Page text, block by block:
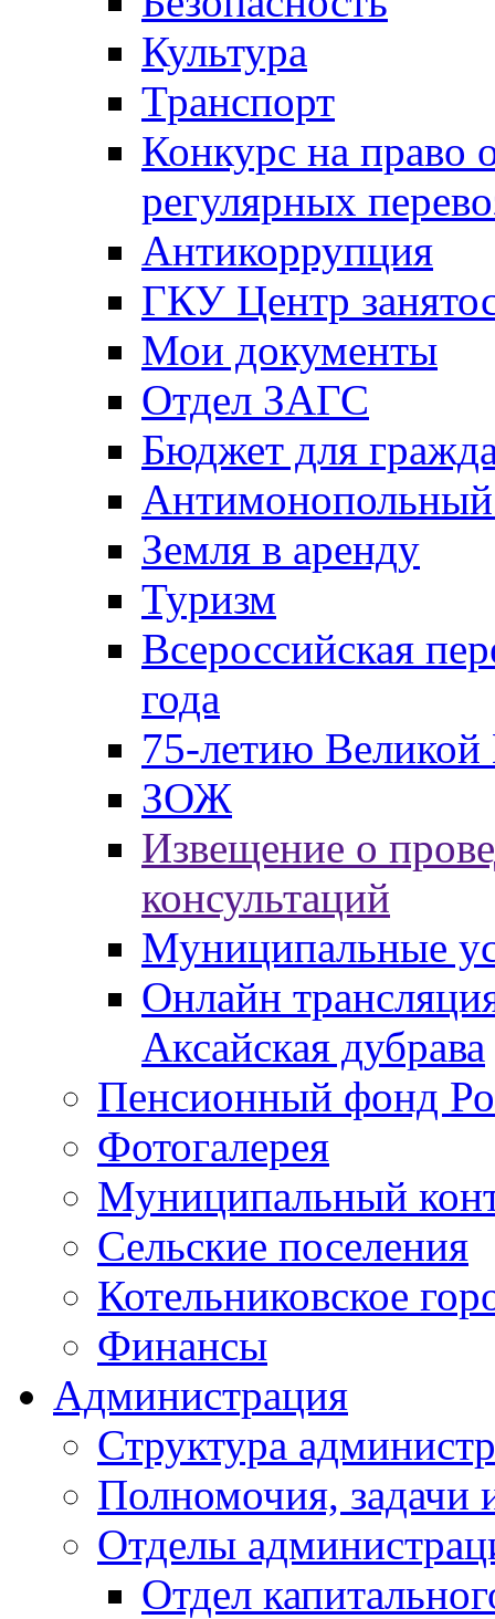
Культура
Транспорт
Конкурс на право
регулярных
Антикоррупция
ГКУ Центр
Мои документы
Отдел ЗАГС
Бюджет для
Антимонопольный
Земля в аренду
Туризм
Всероссийская
года
75-летию
ЗОЖ
Извещение о
консультаций
Муниципальные
Онлайн
Аксайская дубрава
Пенсионный фонд
Фотогалерея
Муниципальный
Сельские поселения
Котельниковское
Финансы
Администрация
Структура
Полномочия, задачи
Отделы
Отдел